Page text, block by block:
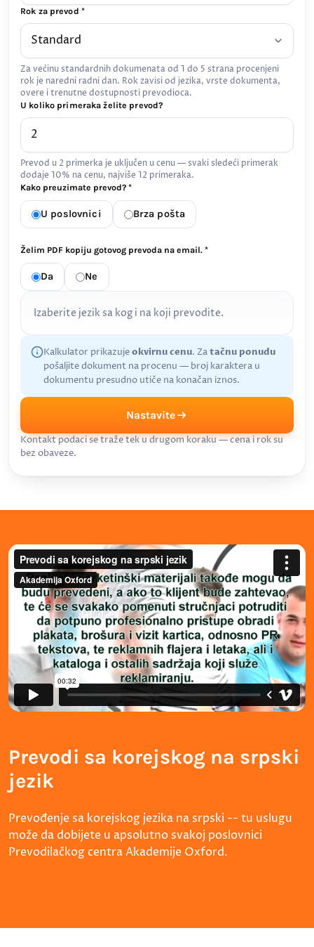
Rok za prevod *
Za većinu standardnih dokumenata od 1 do 5 strana procenjeni
rok je naredni radni dan. Rok zavisi od jezika, vrste dokumenta,
overe i trenutne dostupnosti prevodioca.
U koliko primeraka želite prevod?
Prevod u 2 primerka je uključen u cenu — svaki sledeći primerak
dodaje 10% na cenu, najviše 12 primeraka.
Kako preuzimate prevod? *
U poslovnici Brza pošta
Želim PDF kopiju gotovog prevoda na email. *
Da Ne
Izaberite jezik sa kog i na koji prevodite.
Kalkulator prikazujeokvirnu cenu. Zatačnu ponudu
pošaljite dokument na procenu — broj karaktera u
dokumentu presudno utiče na konačan iznos.
Nastavite
Kontakt podaci se traže tek u drugom koraku — cena i rok su
bez obaveze.
Prevodi sa korejskog na srpski
jezik
Prevođenje sa korejskog jezika na srpski -- tu uslugu
može da dobijete u apsolutno svakoj poslovnici
Prevodilačkog centra Akademije Oxford.